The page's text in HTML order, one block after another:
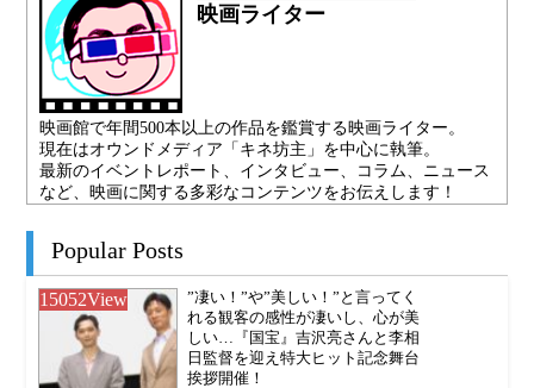
映画ライター
映画館で年間500本以上の作品を鑑賞する映画ライター。
現在はオウンドメディア「キネ坊主」を中心に執筆。
最新のイベントレポート、インタビュー、コラム、ニュース
など、映画に関する多彩なコンテンツをお伝えします！
Popular Posts
15052View
”凄い！”や”美しい！”と言ってく
れる観客の感性が凄いし、心が美
しい…『国宝』吉沢亮さんと李相
日監督を迎え特大ヒット記念舞台
挨拶開催！